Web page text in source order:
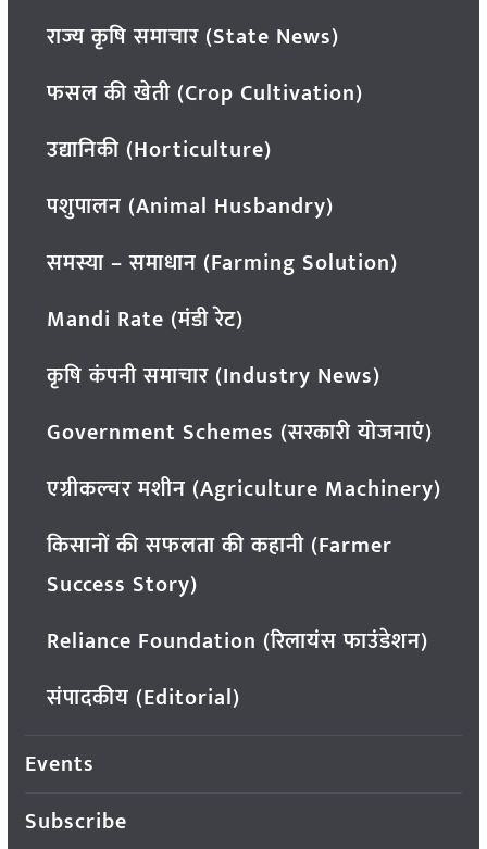
राज्य कृषि समाचार (State News)
फसल की खेती (Crop Cultivation)
उद्यानिकी (Horticulture)
पशुपालन (Animal Husbandry)
समस्या – समाधान (Farming Solution)
Mandi Rate (मंडी रेट)
कृषि कंपनी समाचार (Industry News)
Government Schemes (सरकारी योजनाएं)
एग्रीकल्चर मशीन (Agriculture Machinery)
किसानों की सफलता की कहानी (Farmer
Success Story)
Reliance Foundation (रिलायंस फाउंडेशन)
संपादकीय (Editorial)
Events
Subscribe